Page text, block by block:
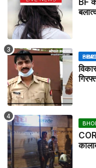
BF
BHOPAL SAMACHAR | NO 1 HINDI